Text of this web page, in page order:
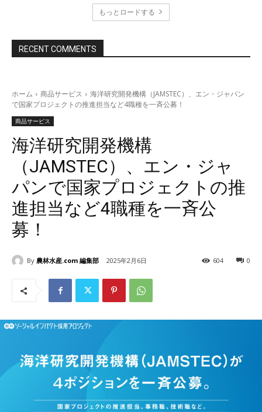
もっとロードする
RECENT COMMENTS